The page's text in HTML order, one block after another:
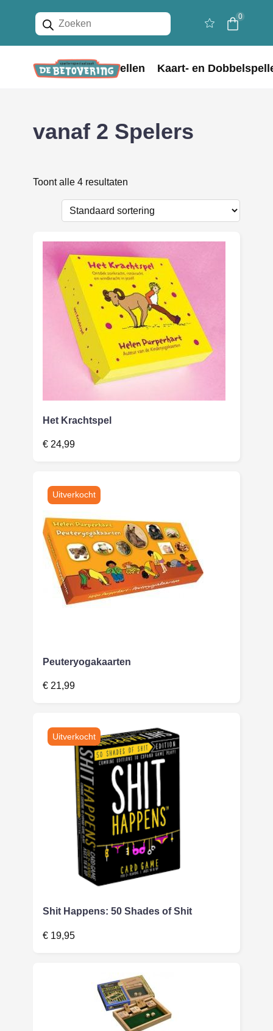
Producten
zoeken
0
Home Bordspellen Kaart- en
vanaf 2 Spelers
Toont alle 4 resultaten
Het Krachtspel
€ 24,99
Peuteryogakaarten
€ 21,99
Shit Happens: 50 Shades of Shit
€ 19,95